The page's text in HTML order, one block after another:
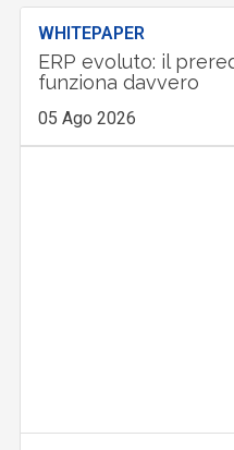
WHITEPAPER
ERP evoluto: il
funziona davvero
05 Ago 2026